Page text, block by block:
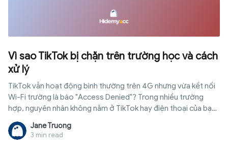
Vì sao TikTok bị chặn trên trường học và cách
xử lý
TikTok vẫn hoạt động bình thường trên 4G nhưng vừa kết nối
Wi-Fi trường là báo "Access Denied"? Trong nhiều trường
hợp, nguyên nhân không nằm ở TikTok hay điện thoại của bạn
mà đến từ chính sách kiểm soát mạng của nhà trường. Tuy
nhiên, không phải mọi trường đều chặn theo cùng một cách.
Có nơi chỉ lọc ở tầng mạng, có nơi quản lý trực tiếp trên thiết
Jane Truong
3 min read